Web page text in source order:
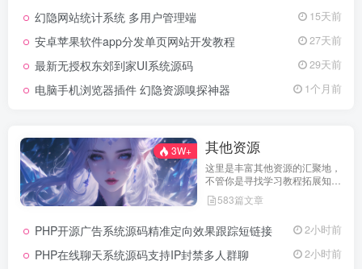
幻隐网站统计系统 多用户管理端 15天前
安卓苹果软件app分发单页网站开发教程 27天前
最新无授权东郊到家UI系统源码 29天前
电脑手机浏览器插件 幻隐资源嗅探神器 1个月前
3W+ 其他资源
这里是丰富其他资源的汇聚地，
不管你是寻找学习教程拓展知
识，还是搜集各类素材激发创作
灵感，亦或是查询专业数据辅助
源定期更新、分类清晰、下载便
务，快来探索发现所需资源！
583篇文章
PHP开源广告系统源码精准定向效果跟踪短链接 2小时前
PHP在线聊天系统源码支持IP封禁多人群聊 2小时前